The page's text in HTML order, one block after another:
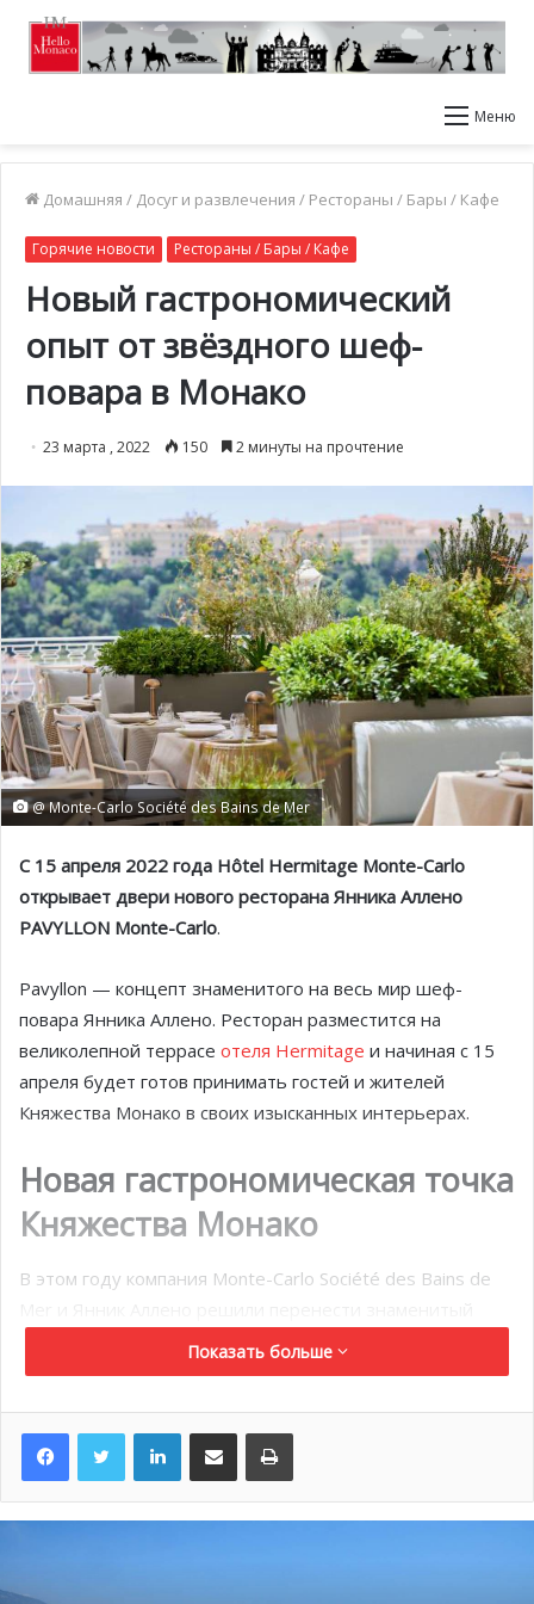
Меню
Домашняя / Досуг и развлечения / Рестораны / Бары / Кафе
Горячие новости Рестораны / Бары / Кафе
Новый гастрономический
опыт от звёздного шеф-
повара в Монако
23 марта , 2022 150 2 минуты на прочтение
@ Monte-Carlo Société des Bains de Mer
С 15 апреля 2022 года Hôtel Hermitage Monte-Carlo
открывает двери нового ресторана Янника Аллено
PAVYLLON Monte-Carlo.
Pavyllon — концепт знаменитого на весь мир шеф-
повара Янника Аллено. Ресторан разместится на
великолепной террасе отеля Hermitage и начиная с 15
апреля будет готов принимать гостей и жителей
Княжества Монако в своих изысканных интерьерах.
Новая гастрономическая точка
Княжества Монако
В этом году компания Monte-Carlo Société des Bains de
Pavyllon на Французскую Ривьеру.
возможность гостям максимально насладиться
прекрасной погодой Средиземноморского побережья:
свежий морской бриз и голубое небо над головой.
Показать больше
LinkedInПоделиться по электронной почте Распечатать